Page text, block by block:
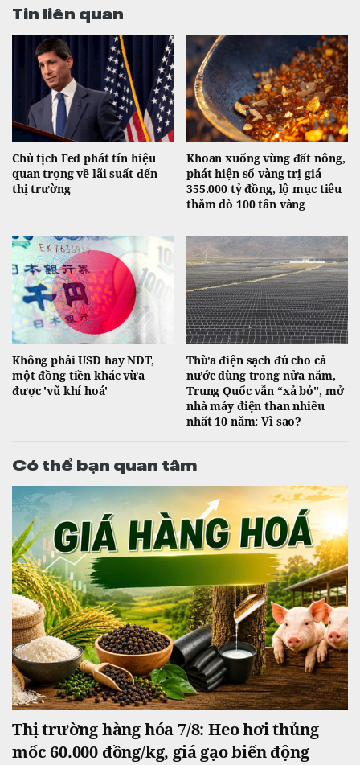
Tin liên quan
Chủ tịch Fed phát tín hiệu
quan trọng về lãi suất đến
thị trường
Khoan xuống vùng đất nông,
phát hiện số vàng trị giá
355.000 tỷ đồng, lộ mục tiêu
thăm dò 100 tấn vàng
Không phải USD hay NDT,
một đồng tiền khác vừa
được 'vũ khí hoá'
Thừa điện sạch đủ cho cả
nước dùng trong nửa năm,
Trung Quốc vẫn “xả bỏ", mở
nhà máy điện than nhiều
nhất 10 năm: Vì sao?
Có thể bạn quan tâm
Thị trường hàng hóa 7/8: Heo hơi thủng
mốc 60.000 đồng/kg, giá gạo biến động